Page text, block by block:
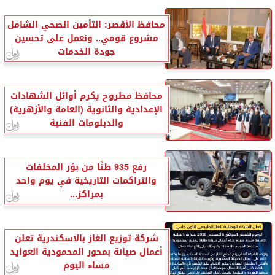
محافظ الأقصر: التأمين الصحي الشامل
مشروع قومي.. ونعمل على تحسين
جودة الخدمات
محافظ مطروح يكرم أوائل الشهادات
الإعدادية والثانوية (العامة والأزهرية)
والدبلومات الفنية
رفع 935 طنًا من بؤر المخلفات
والتراكمات التاريخية في يوم واحد
بمراكز...
شركة توزيع الغاز بالاسكندرية تعلن
أعمال صيانة بمحور المحمودية العوايد
مساء اليوم